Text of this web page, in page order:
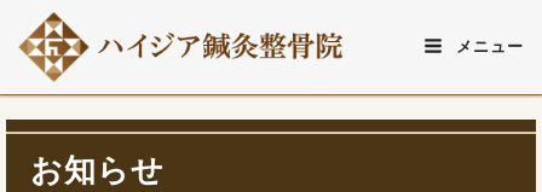
メニュー
お知らせ